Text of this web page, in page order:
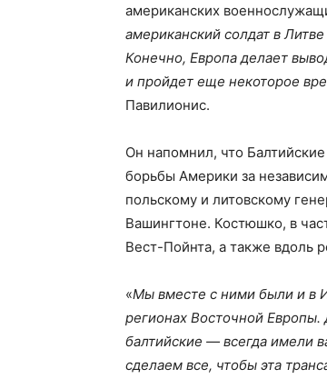
американских
американский солдат в
Конечно, Европа делает
и пройдет еще некоторое
Павилионис.
Он напомнил, что
борьбы Америки за
польскому и литовскому
Вашингтоне. Костюшко, в
Вест-Пойнта, а также вдоль
«Мы вместе с ними были и в
регионах Восточной
балтийские — всегда имели
сделаем все, чтобы эта